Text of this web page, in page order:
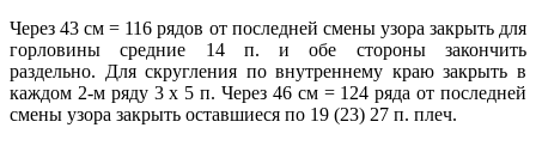
Через 43 см = 116 рядов от последней смены узора закрыть для
горловины средние 14 п. и обе стороны закончить
раздельно. Для скругления по внутреннему краю закрыть в
каждом 2-м ряду 3 х 5 п. Через 46 см = 124 ряда от последней
смены узора закрыть оставшиеся по 19 (23) 27 п. плеч.